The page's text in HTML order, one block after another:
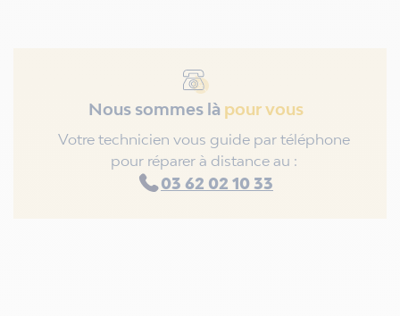
Nous sommes là pour vous
Votre technicien vous guide par téléphone
pour réparer à distance au :
03 62 02 10 33